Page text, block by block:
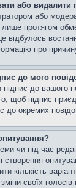
або видалити
або
лише протягом
відбулось
про
до мого
до вашого
щоб підпис
до окремих
чи під час
кількість
своїх